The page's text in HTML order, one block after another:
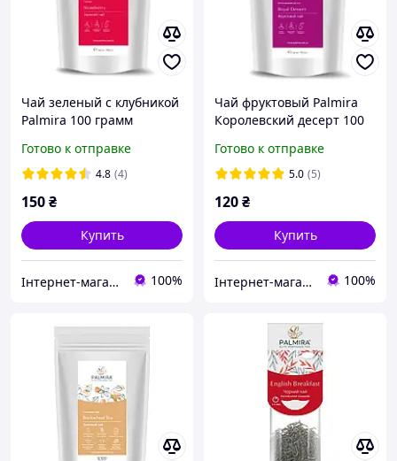
Чай зеленый с клубникой
Palmira 100 грамм
Готово к отправке
4.8 (4)
150₴
Купить
Інтернет-магазин Kava-e 100%
Чай фруктовый Palmira
Королевский десерт 100
Готово к отправке
5.0 (5)
120₴
Купить
Інтернет-магазин Kava-e 100%